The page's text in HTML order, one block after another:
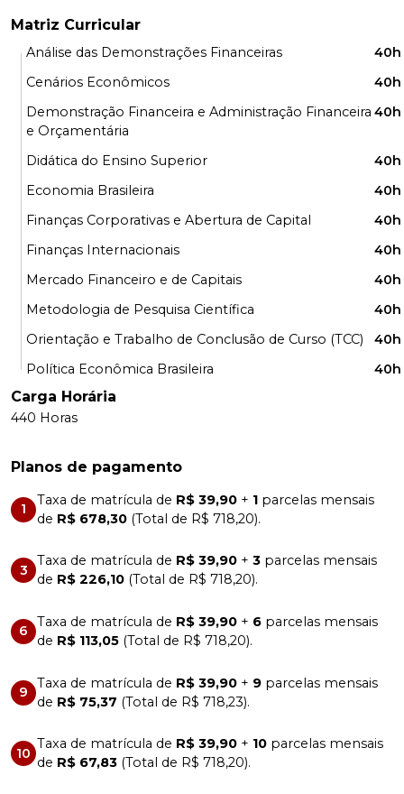
Matriz Curricular
Análise das Demonstrações Financeiras
40h
Cenários Econômicos
40h
Demonstração Financeira e Administração Financeira
e Orçamentária
40h
Didática do Ensino Superior
40h
Economia Brasileira
40h
Finanças Corporativas e Abertura de Capital
40h
Finanças Internacionais
40h
Mercado Financeiro e de Capitais
40h
Metodologia de Pesquisa Científica
40h
Orientação e Trabalho de Conclusão de Curso (TCC)
40h
Política Econômica Brasileira
40h
Carga Horária
440 Horas
Planos de pagamento
1
Taxa de matrícula de R$ 39,90+ 1parcelas mensais
de R$ 678,30(Total de R$ 718,20).
3
Taxa de matrícula de R$ 39,90+ 3parcelas mensais
de R$ 226,10(Total de R$ 718,20).
6
Taxa de matrícula de R$ 39,90+ 6parcelas mensais
de R$ 113,05(Total de R$ 718,20).
9
Taxa de matrícula de R$ 39,90+ 9parcelas mensais
de R$ 75,37 (Total de R$ 718,23).
10
Taxa de matrícula de R$ 39,90+ 10parcelas mensais
de R$ 67,83(Total de R$ 718,20).